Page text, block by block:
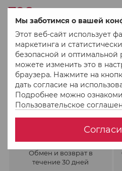
Мы заботимся о вашей
Этот веб-сайт использует
маркетинга и
безопасной и оптимальной
можете изменить это в
браузера. Нажмите на
дать согласие на
Подробнее можно
Пользовательское
798 грн
В избранное
Обмен и возврат в
течение 30 дней